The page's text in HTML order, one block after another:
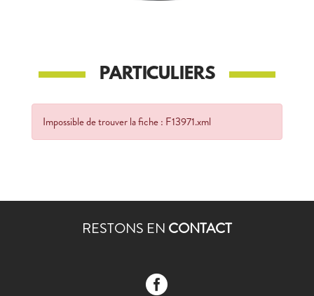
PARTICULIERS
Impossible de trouver la fiche : F13971.xml
RESTONS EN CONTACT
